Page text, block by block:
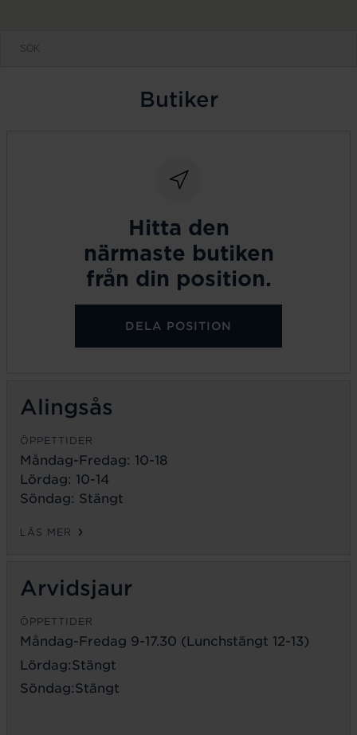
Butiker
Hitta den
närmaste butiken
från din position.
DELA POSITION
Alingsås
ÖPPETTIDER
Måndag-Fredag: 10-18
Lördag: 10-14
Söndag: Stängt
LÄS MER
Arvidsjaur
ÖPPETTIDER
Måndag-Fredag 9-17.30 (Lunchstängt 12-13)
Lördag:Stängt
Söndag:Stängt